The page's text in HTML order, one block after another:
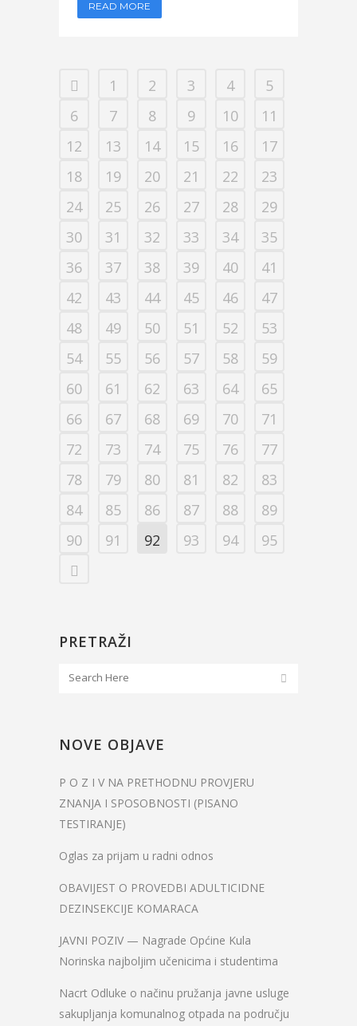
READ MORE
1 2 3 4
5
6
7 8 9 10
11
12
13 14 15 16
17
18
19 20 21 22
23
24
25 26 27 28
29
30
31 32 33 34
35
36
37 38 39 40
41
42
43 44 45 46
47
48
49 50 51 52
53
54
55 56 57 58
59
60
61 62 63 64
65
66
67 68 69 70
71
72
73 74 75 76
77
78
79 80 81 82
83
84
85 86 87 88
89
90
91 92 93 94 95
PRETRAŽI
NOVE OBJAVE
P O Z I V NA PRETHODNU PROVJERU
ZNANJA I SPOSOBNOSTI (PISANO
TESTIRANJE)
Oglas za prijam u radni odnos
OBAVIJEST O PROVEDBI ADULTICIDNE
DEZINSEKCIJE KOMARACA
JAVNI POZIV — Nagrade Općine Kula
Norinska najboljim učenicima i studentima
Nacrt Odluke o načinu pružanja javne usluge
sakupljanja komunalnog otpada na području